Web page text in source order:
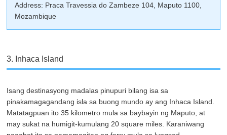
Address: Praca Travessia do Zambeze 104, Maputo 1100,
Mozambique
3. Inhaca Island
Isang destinasyong madalas pinupuri bilang isa sa
pinakamagagandang isla sa buong mundo ay ang Inhaca Island.
Matatagpuan ito 35 kilometro mula sa baybayin ng Maputo, at
may sukat na humigit-kumulang 20 square miles. Karaniwang